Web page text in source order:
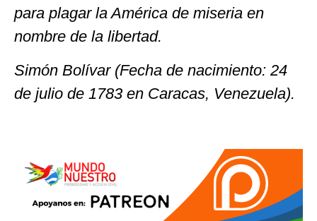
para plagar la América de miseria en
nombre de la libertad.
Simón Bolívar (Fecha de nacimiento: 24
de julio de 1783 en Caracas, Venezuela).